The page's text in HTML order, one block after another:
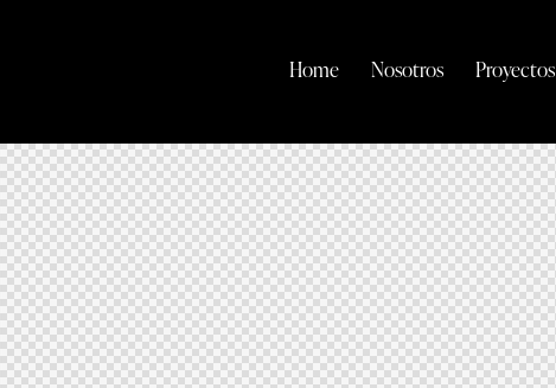
Home Nosotros Proyectos